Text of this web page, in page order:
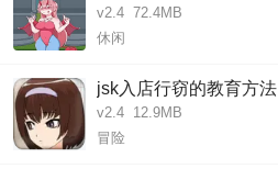
v2.4 72.4MB
休闲
jsk入店行窃的教育方法
v2.4 12.9MB
冒险